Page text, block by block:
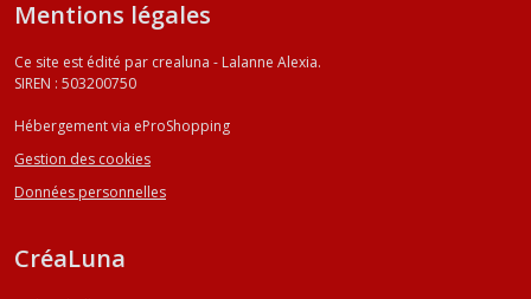
Mentions légales
Ce site est édité par crealuna - Lalanne Alexia.
SIREN : 503200750
Hébergement via eProShopping
Gestion des cookies
Données personnelles
CréaLuna